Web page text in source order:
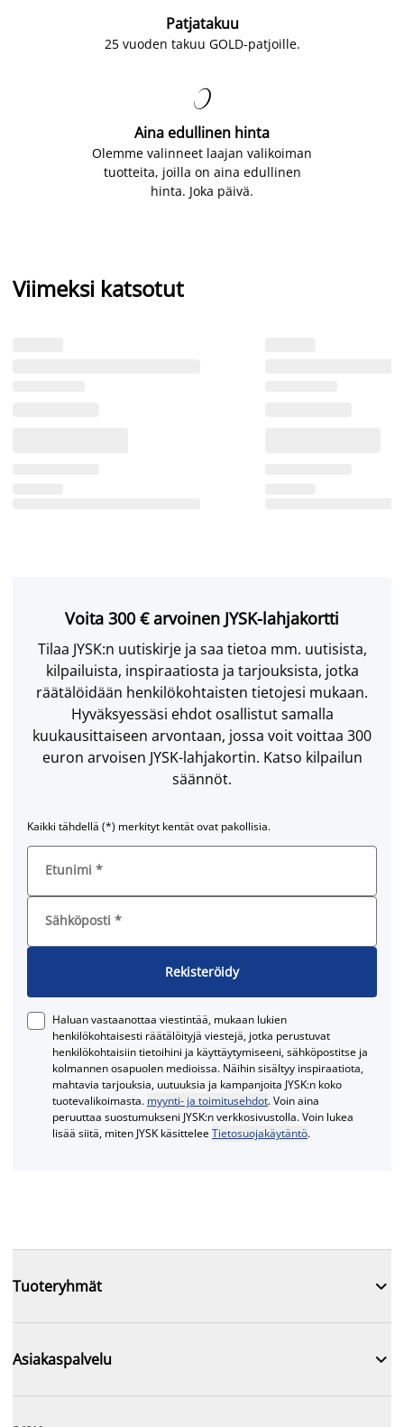
Patjatakuu
25 vuoden takuu GOLD-patjoille.

Aina edullinen hinta
Olemme valinneet laajan valikoiman
tuotteita, joilla on aina edullinen
hinta. Joka päivä.
Viimeksi katsotut
Voita 300 € arvoinen JYSK-lahjakortti
Tilaa JYSK:n uutiskirje ja saa tietoa mm. uutisista,
kilpailuista, inspiraatiosta ja tarjouksista, jotka
räätälöidään henkilökohtaisten tietojesi mukaan.
Hyväksyessäsi ehdot osallistut samalla
kuukausittaiseen arvontaan, jossa voit voittaa 300
euron arvoisen JYSK-lahjakortin. Katso kilpailun
säännöt.
Kaikki tähdellä (*) merkityt kentät ovat pakollisia.
Etunimi *
Sähköposti *
Rekisteröidy
Haluan vastaanottaa viestintää, mukaan lukien
henkilökohtaisesti räätälöityjä viestejä, jotka perustuvat
henkilökohtaisiin tietoihini ja käyttäytymiseeni, sähköpostitse ja
kolmannen osapuolen medioissa. Näihin sisältyy inspiraatiota,
mahtavia tarjouksia, uutuuksia ja kampanjoita JYSK:n koko
tuotevalikoimasta. myynti- ja toimitusehdot. Voin aina
peruuttaa suostumukseni JYSK:n verkkosivustolla. Voin lukea
lisää siitä, miten JYSK käsitteleeTietosuojakäytäntö.
Tuoteryhmät 
Asiakaspalvelu 